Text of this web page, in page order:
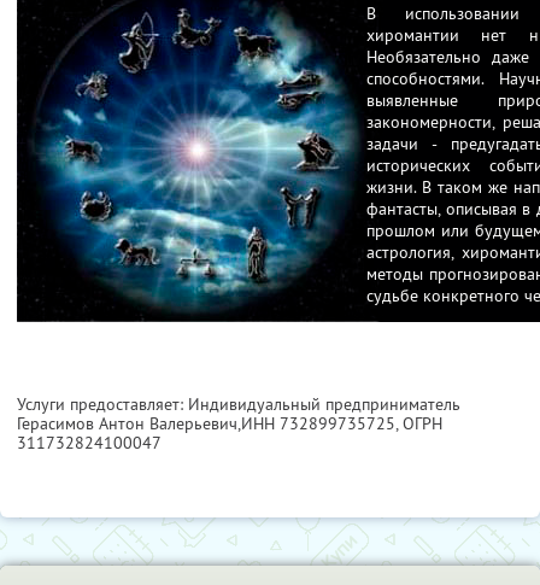
В
хиромантии нет
Необязательно даже
способностями.
выявленные
закономерности,
задачи -
исторических
жизни. В таком же
фантасты, описывая
прошлом или
астрология,
методы
судьбе конкретного
Услуги предоставляет: Индивидуальный предприниматель
Герасимов Антон Валерьевич,ИНН 732899735725, ОГРН
311732824100047